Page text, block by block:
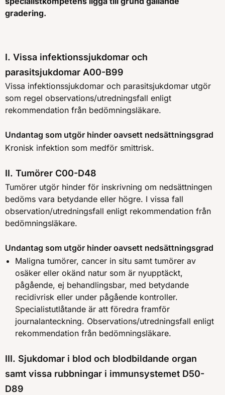
gradering.
I. Vissa infektionssjukdomar och
parasitsjukdomar A00-B99
Vissa infektionssjukdomar och parasitsjukdomar utgör
som regel observations/utredningsfall enligt
rekommendation från bedömningsläkare.
Undantag som utgör hinder oavsett nedsättningsgrad
Kronisk infektion som medför smittrisk.
II. Tumörer C00-D48
Tumörer utgör hinder för inskrivning om nedsättningen
bedöms vara betydande eller högre. I vissa fall
observation/utredningsfall enligt rekommendation från
bedömningsläkare.
Undantag som utgör hinder oavsett nedsättningsgrad
Maligna tumörer, cancer in situ samt tumörer av
osäker eller okänd natur som är nyupptäckt,
pågående, ej behandlingsbar, med betydande
recidivrisk eller under pågående kontroller.
Specialistutlåtande är att föredra framför
journalanteckning. Observations/utredningsfall enligt
rekommendation från bedömningsläkare.
III. Sjukdomar i blod och blodbildande organ
samt vissa rubbningar i immunsystemet D50-
D89